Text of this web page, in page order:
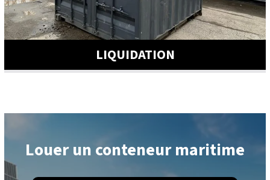
LIQUIDATION
Louer un conteneur maritime